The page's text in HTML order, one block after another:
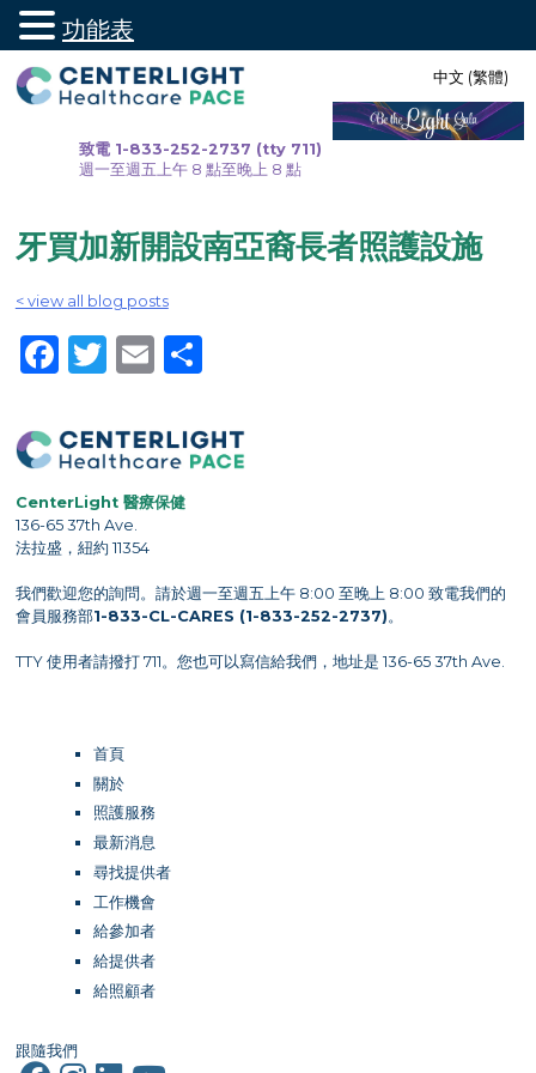
致電 1-833-252-2737 (tty 711)
週一至週五上午 8 點至晚上 8 點
中文 (繁體)
牙買加新開設南亞裔長者照護設施
< view all blog posts
Facebook
Twitter
EmailShare
CenterLight 醫療保健
136-65 37th Ave.
法拉盛，紐約 11354
我們歡迎您的詢問。請於週一至週五上午 8:00 至晚上 8:00 致電我們的
會員服務部1-833-CL-CARES (1-833-252-2737)。
TTY 使用者請撥打 711。您也可以寫信給我們，地址是 136-65 37th Ave.
首頁
關於
照護服務
最新消息
尋找提供者
工作機會
給參加者
給提供者
給照顧者
跟隨我們
功能表